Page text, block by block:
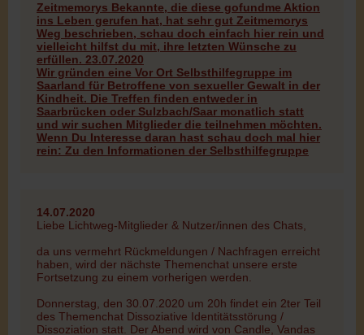
Zeitmemorys Bekannte, die diese gofundme Aktion
ins Leben gerufen hat, hat sehr gut Zeitmemorys
Weg beschrieben, schau doch einfach hier rein und
vielleicht hilfst du mit, ihre letzten Wünsche zu
erfüllen. 23.07.2020
Wir gründen eine Vor Ort Selbsthilfegruppe im
Saarland für Betroffene von sexueller Gewalt in der
Kindheit. Die Treffen finden entweder in
Saarbrücken oder Sulzbach/Saar monatlich statt
und wir suchen Mitglieder die teilnehmen möchten.
Wenn Du Interesse daran hast schau doch mal hier
rein: Zu den Informationen der Selbsthilfegruppe
14.07.2020
Liebe Lichtweg-Mitglieder & Nutzer/innen des Chats,
da uns vermehrt Rückmeldungen / Nachfragen erreicht
haben, wird der nächste Themenchat unsere erste
Fortsetzung zu einem vorherigen werden.
Donnerstag, den 30.07.2020 um 20h findet ein 2ter Teil
des Themenchat Dissoziative Identitätsstörung /
Dissoziation statt. Der Abend wird von Candle, Vandas